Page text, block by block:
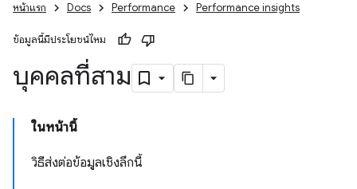
หน้าแรก Docs Performance Performance insights
ข้อมูลนี้มีประโยชน์ไหม
บุคคลที่สาม
ในหน้านี้
วิธีส่งต่อข้อมูลเชิงลึกนี้